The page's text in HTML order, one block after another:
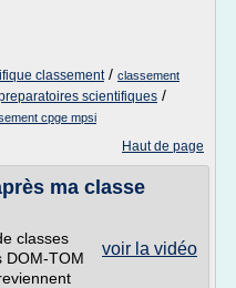
classement/ classement
scientifiques /
cpge mpsi
Haut de page
ma classe
voir la vidéo
classes
DOM-TOM